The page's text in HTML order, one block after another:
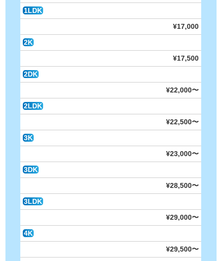
1LDK
¥17,000
2K
¥17,500
2DK
¥22,000〜
2LDK
¥22,500〜
3K
¥23,000〜
3DK
¥28,500〜
3LDK
¥29,000〜
4K
¥29,500〜